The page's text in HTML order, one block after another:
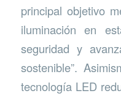
principal objetivo
iluminación en
seguridad y
sostenible”.
tecnología LED